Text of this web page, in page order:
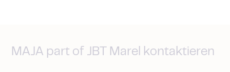
MAJA part of JBT Marel kontaktieren